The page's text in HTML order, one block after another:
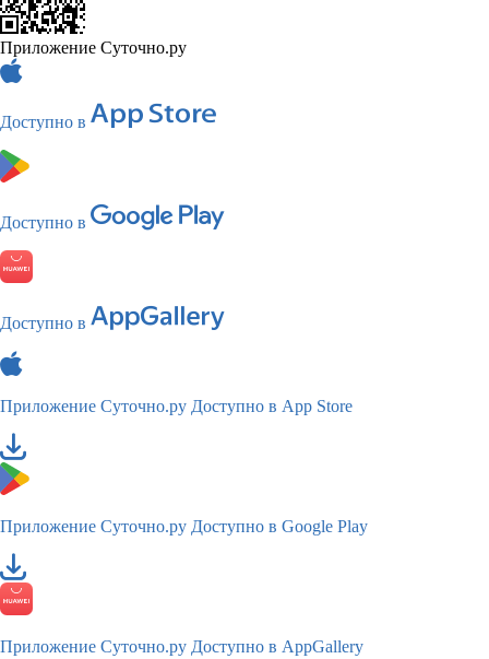
Приложение Суточно.ру
Доступно в
Доступно в
Доступно в
Приложение Суточно.ру Доступно в App Store
Приложение Суточно.ру Доступно в Google Play
Приложение Суточно.ру Доступно в AppGallery